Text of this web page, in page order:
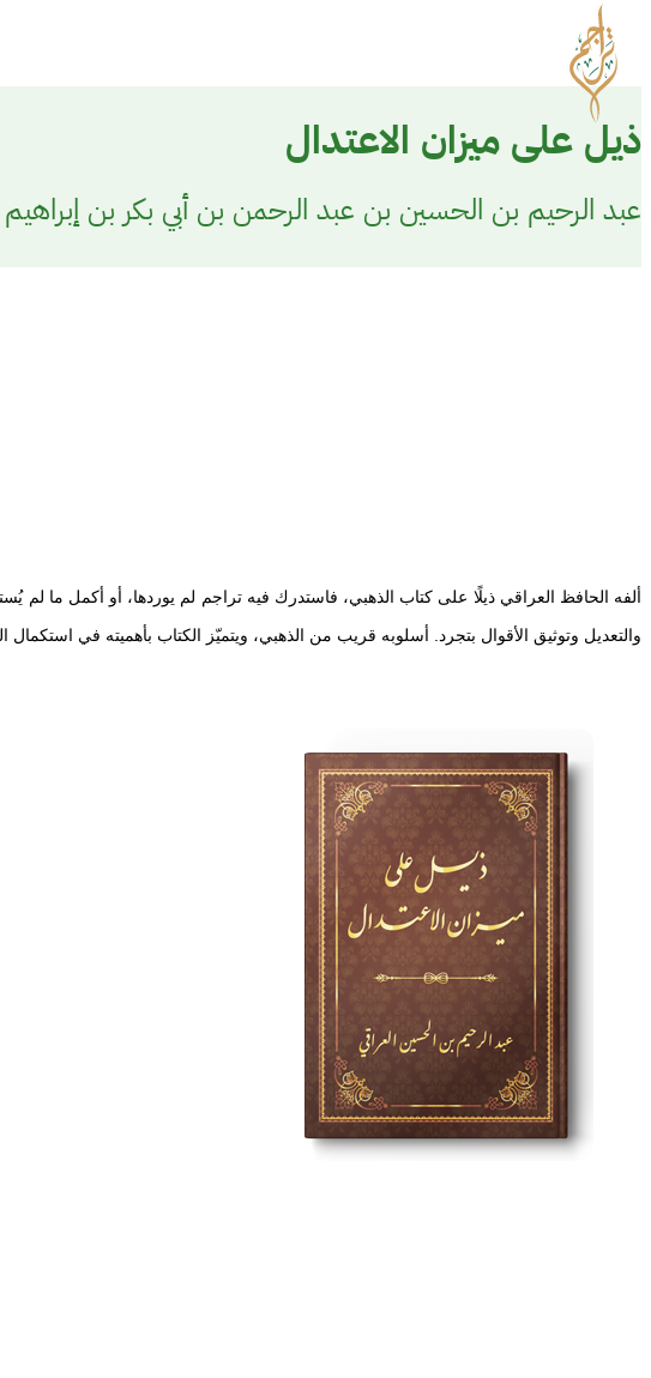
ذيل على ميزان الاعتدال
عبد الرحيم بن الحسين بن عبد الرحمن بن أبي بكر بن إبراهيم
ألفه الحافظ العراقي ذيلًا على كتاب الذهبي، فاستدرك فيه تراجم لم يوردها، أو أكمل ما
والتعديل وتوثيق الأقوال بتجرد. أسلوبه قريب من الذهبي، ويتميّز الكتاب بأهميته في